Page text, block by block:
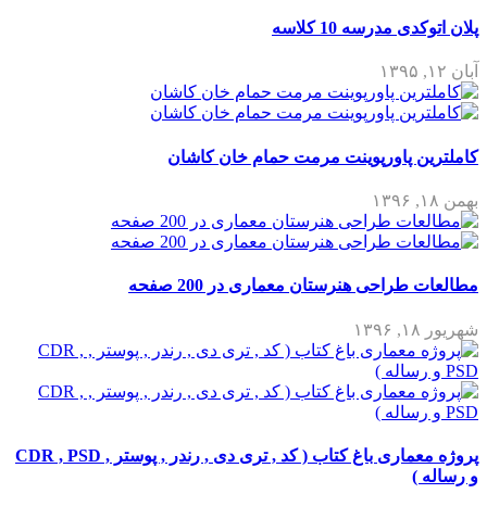
پلان اتوکدی مدرسه 10 کلاسه
آبان ۱۲, ۱۳۹۵
کاملترین پاورپوینت مرمت حمام خان کاشان
بهمن ۱۸, ۱۳۹۶
مطالعات طراحی هنرستان معماری در 200 صفحه
شهریور ۱۸, ۱۳۹۶
پروژه معماری باغ کتاب ( کد , تری دی , رندر , پوستر , CDR , PSD
و رساله )